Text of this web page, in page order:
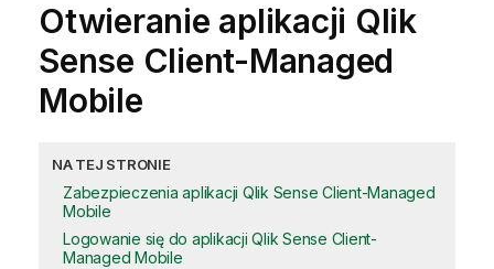
Otwieranie aplikacji Qlik
Sense Client-Managed
Mobile
NA TEJ STRONIE
Zabezpieczenia aplikacji Qlik Sense Client-Managed
Mobile
Logowanie się do aplikacji Qlik Sense Client-
Managed Mobile